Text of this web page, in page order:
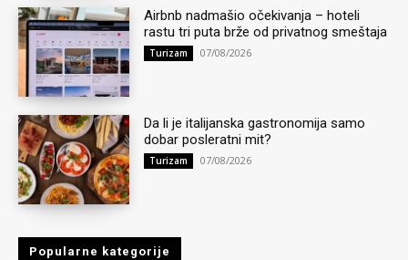
Airbnb nadmašio očekivanja – hoteli
rastu tri puta brže od privatnog smeštaja
Turizam 07/08/2026
Da li je italijanska gastronomija samo
dobar posleratni mit?
Turizam 07/08/2026
Popularne kategorije